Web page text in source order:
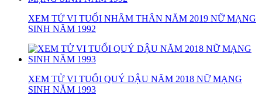
XEM TỬ VI TUỔI NHÂM THÂN NĂM 2019 NỮ MẠNG
SINH NĂM 1992
XEM TỬ VI TUỔI QUÝ DẬU NĂM 2018 NỮ MẠNG
SINH NĂM 1993